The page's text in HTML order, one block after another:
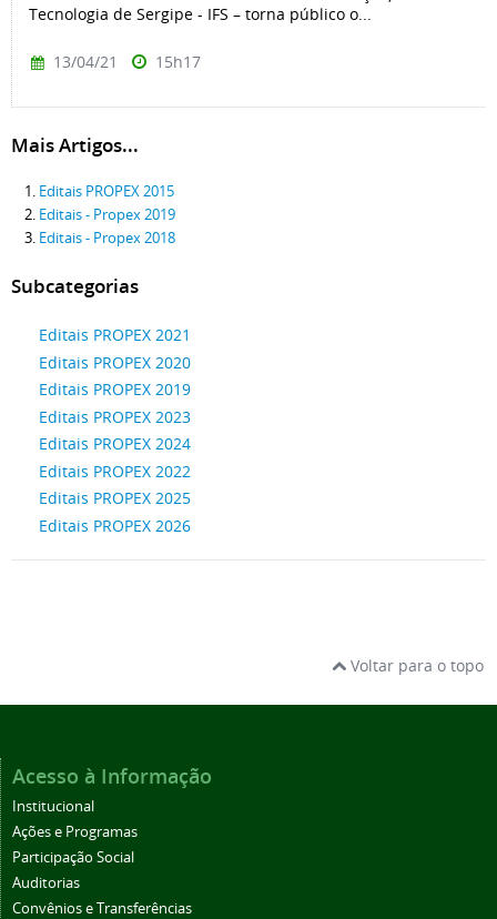
Tecnologia de Sergipe - IFS – torna público o...
13/04/21 15h17
Mais Artigos...
Editais PROPEX 2015
Editais - Propex 2019
Editais - Propex 2018
Subcategorias
Editais PROPEX 2021
Editais PROPEX 2020
Editais PROPEX 2019
Editais PROPEX 2023
Editais PROPEX 2024
Editais PROPEX 2022
Editais PROPEX 2025
Editais PROPEX 2026
Voltar para o topo
Acesso à Informação
Institucional
Ações e Programas
Participação Social
Auditorias
Convênios e Transferências